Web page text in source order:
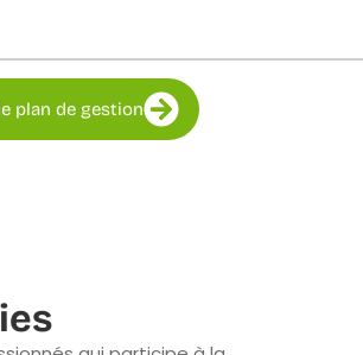
plan de gestion